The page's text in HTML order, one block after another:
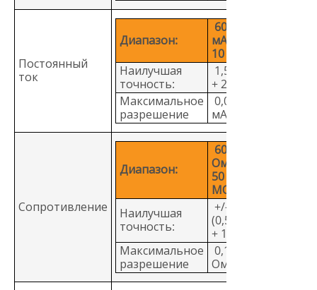
Постоянный
ток
Диапазон:
60,00
мА –
10 А
Наилучшая
точность:
1,5%
+ 2
Максимальное
разрешение
0,01
мA
Сопротивление
Диапазон:
600,0
Ом -
50
МОм
Наилучшая
точность:
+/-
(0,5%
+ 1)
Максимальное
разрешение
0,1
Ом